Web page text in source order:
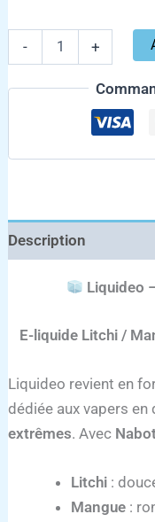
- +
Description
Liquideo
E-liquide Litchi /
Liquideo revient en
dédiée aux vapers
extrêmes. Avec
Litchi :
Mangue :